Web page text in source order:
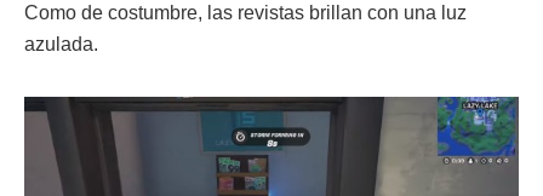
Como de costumbre, las revistas brillan con una luz
azulada.